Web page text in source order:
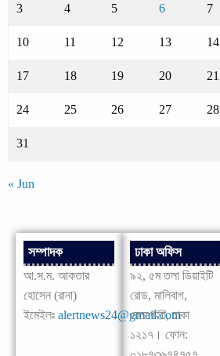
3 4 5 6 7
10 11 12 13 14
17 18 19 20 21
24 25 26 27 28
31
« Jun
সম্পাদক
আ.স.ম. আকতার
হোসেন (রানা)
ইমেইলঃ alertnews24@gmail.com
ঢাকা অফিস
৯২, ৫ম তলা ডিয়াইটি
রোড, মালিবাগ,
রেলগেইট, ঢাকা
১২১৭। ফোন: